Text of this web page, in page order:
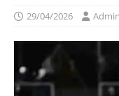
29/04/2026 Admin